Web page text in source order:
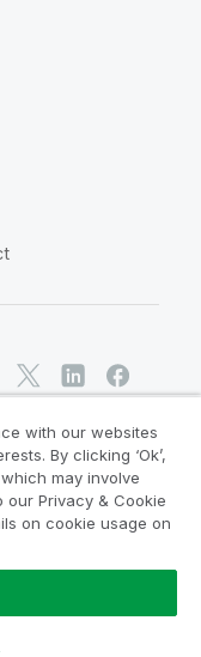
AB. Tous
with our websites
By clicking ‘Ok’,
may involve
our Privacy & Cookie
on cookie usage on